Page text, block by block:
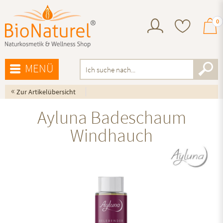
0
MENÜ
« Zur Artikelübersicht
Ayluna Badeschaum
Windhauch